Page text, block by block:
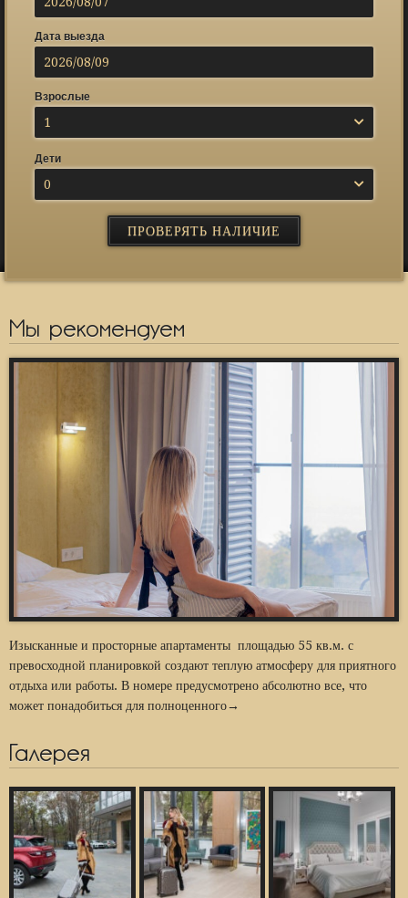
Дата выезда
Взрослые
1
Дети
0
Мы рекомендуем
Изысканные и просторные апартаменты площадью 55 кв.м. с
превосходной планировкой создают теплую атмосферу для приятного
отдыха или работы. В номере предусмотрено абсолютно все, что
может понадобиться для полноценного→
Галерея